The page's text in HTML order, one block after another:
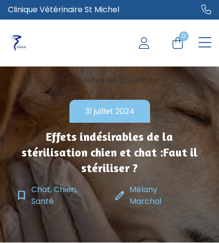
Clinique Vétérinaire St Michel
0
chevron_left Toutes les actualités
31 juillet 2024
Effets indésirables de la
stérilisation chien et chat :Faut il
stériliser ?
bookmark_border Chat, Chien,
Santé
edit Mélany
Marchal